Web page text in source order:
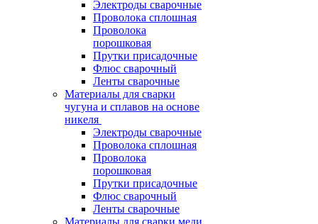
Электроды сварочные
Проволока сплошная
Проволока
порошковая
Прутки присадочные
Флюс сварочный
Ленты сварочные
Материалы для сварки
чугуна и сплавов на основе
никеля
Электроды сварочные
Проволока сплошная
Проволока
порошковая
Прутки присадочные
Флюс сварочный
Ленты сварочные
Материалы для сварки меди